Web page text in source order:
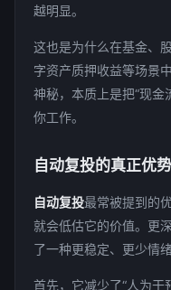
越明显。
这也是为什么在基金、
字资产质押收益等场景
神秘，本质上是把“现金
你工作。
自动复投的真正优
自动复投最常被提到的
就会低估它的价值。更
了一种更稳定、更少情
首先，它减少了“人为干